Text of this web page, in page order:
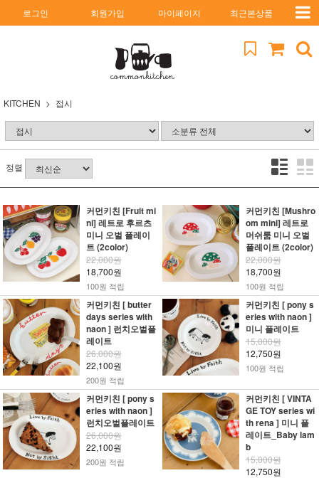
로그인 회원가입 마이페이지 최근본상품
KITCHEN 접시
정렬
커먼키친 [Fruit mi
ni] 레트로 후르츠
미니 오벌 플레이
트 (2color)
22,000원
18,700원
100원 적립
커먼키친 [Mushro
om mini] 레트로
머쉬룸 미니 오벌
플레이트 (2color)
22,000원
18,700원
100원 적립
커먼키친 [ butter
days series with
naon ] 런치오벌플
레이트
26,000원
22,100원
200원 적립
커먼키친 [ pony s
eries with naon ]
미니 플레이트
15,000원
12,750원
100원 적립
커먼키친 [ pony s
eries with naon ]
런치오벌플레이트
26,000원
22,100원
200원 적립
커먼키친 [ VINTA
GE TOY series wi
th rena ] 미니 플
레이트_Baby lam
b
15,000원
12,750원